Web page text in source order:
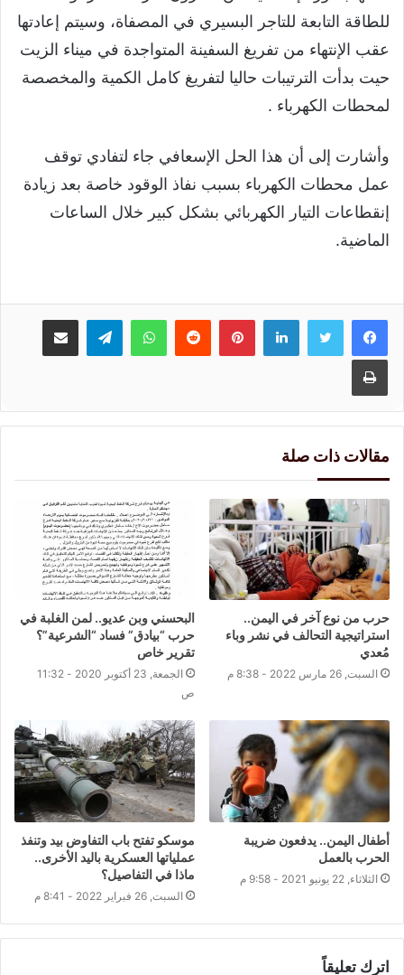
للطاقة التابعة للتاجر البسيري في المصفاة، وسيتم إعادتها
عقب الإنتهاء من تفريغ السفينة المتواجدة في ميناء الزيت
حيت بدأت الترتيبات حاليا لتفريغ كامل الكمية والمخصصة
لمحطات الكهرباء .
وأشارت إلى أن هذا الحل الإسعافي جاء لتفادي توقف
عمل محطات الكهرباء بسبب نفاذ الوقود خاصة بعد زيادة
إنقطاعات التيار الكهربائي بشكل كبير خلال الساعات
الماضية.
لينكدإنبينتيريست واتسابتيلقرام مشاركة عبر البريد
طباعة
مقالات ذات صلة
حرب من نوع آخر في اليمن..
استراتيجية التحالف في نشر وباء
مُعدي
السبت, 26 مارس 2022 - 8:38 م
البحسني وبن عديو.. لمن الغلبة في
حرب “بيادق” فساد “الشرعية”؟
تقرير خاص
الجمعة, 23 أكتوبر 2020 - 11:32
ص
أطفال اليمن.. يدفعون ضريبة
الحرب بالعمل
الثلاثاء, 22 يونيو 2021 - 9:58 م
موسكو تفتح باب التفاوض بيد وتنفذ
عملياتها العسكرية باليد الأخرى..
ماذا في التفاصيل؟
السبت, 26 فبراير 2022 - 8:41 م
اترك تعليقاً